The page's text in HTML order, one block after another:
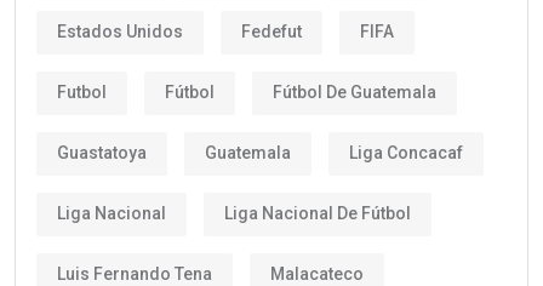
Estados Unidos Fedefut FIFA
Futbol Fútbol Fútbol De Guatemala
Guastatoya Guatemala Liga Concacaf
Liga Nacional Liga Nacional De Fútbol
Luis Fernando Tena Malacateco